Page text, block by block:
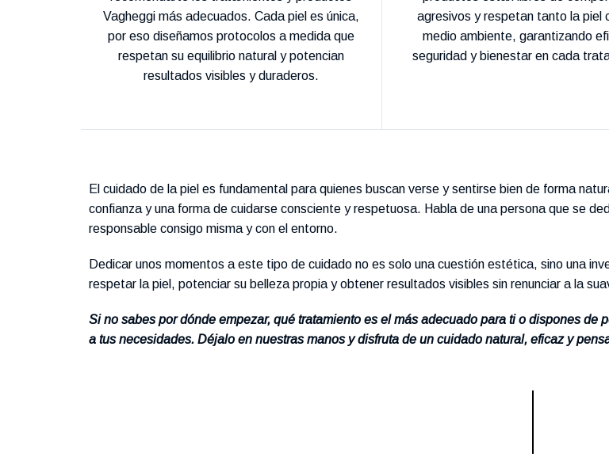
Vagheggi más adecuados. Cada piel es única,
por eso diseñamos protocolos a medida que
respetan su equilibrio natural y potencian
resultados visibles y duraderos.
agresivos y respetan tanto la piel
medio ambiente, garantizando
seguridad y bienestar en cada
El cuidado de la piel es fundamental para quienes buscan verse y sentirse bien de forma
confianza y una forma de cuidarse consciente y respetuosa. Habla de una persona que se
responsable consigo misma y con el entorno.
Dedicar unos momentos a este tipo de cuidado no es solo una cuestión estética, sino una
respetar la piel, potenciar su belleza propia y obtener resultados visibles sin renunciar a la
Si no sabes por dónde empezar, qué tratamiento es el más adecuado para ti o dispones
a tus necesidades. Déjalo en nuestras manos y disfruta de un cuidado natural, eficaz y